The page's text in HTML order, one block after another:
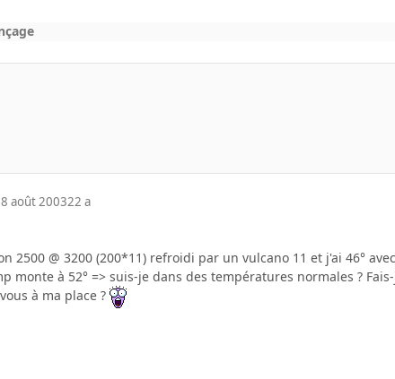
août 200322 a
2500 @ 3200 (200*11) refroidi par un vulcano 11 et j'ai 46°
monte à 52° => suis-je dans des températures normales ?
à ma place ?